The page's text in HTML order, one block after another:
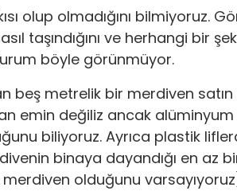
olup olmadığını bilmiyoruz.
taşındığını ve herhangi bir
böyle görünmüyor.
beş metrelik bir merdiven satın
emin değiliz ancak
biliyoruz. Ayrıca plastik
binaya dayandığı en az
olduğunu